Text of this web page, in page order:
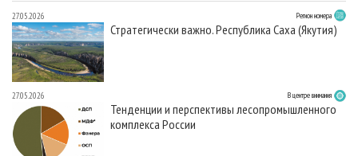
27.05.2026 Регион номера
Стратегически важно. Республика Саха (Якутия)
27.05.2026 В центре внимания
Тенденции и перспективы лесопромышленного
комплекса России